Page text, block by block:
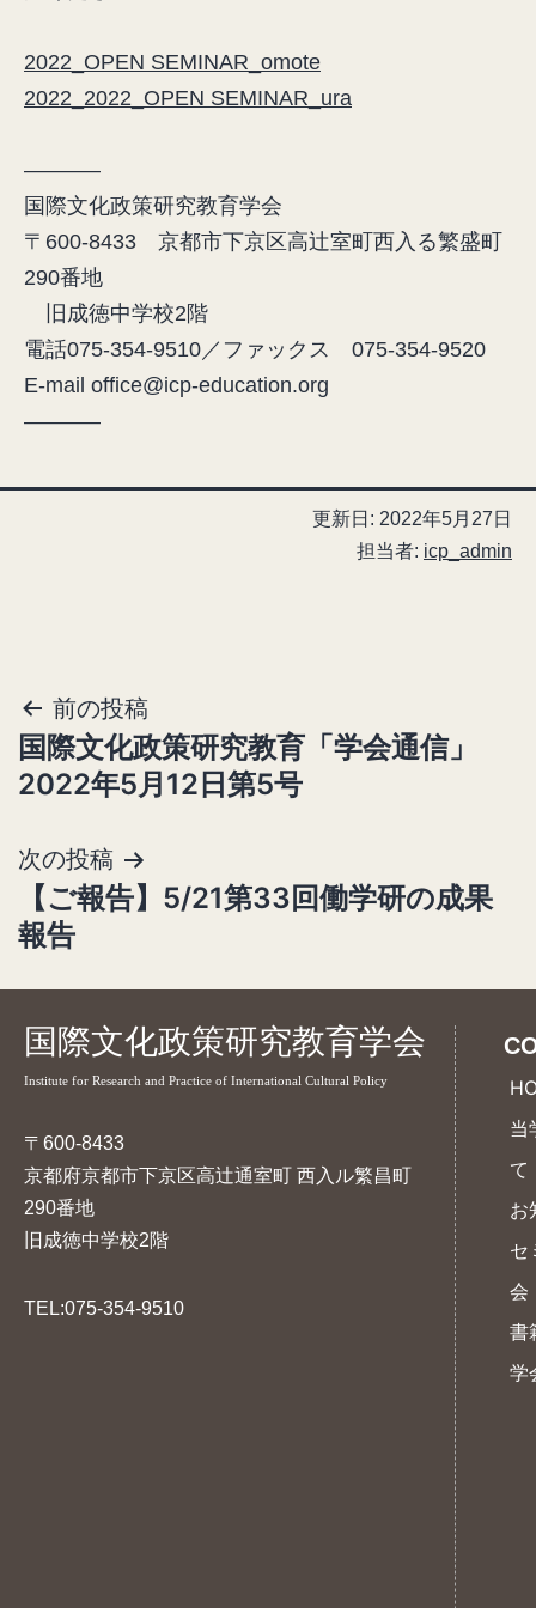
2022_OPEN SEMINAR_omote
2022_2022_OPEN SEMINAR_ura
———–
国際文化政策研究教育学会
〒600-8433 京都市下京区高辻室町西入る繁盛町
290番地
旧成徳中学校2階
電話075-354-9510／ファックス 075-354-9520
E-mail office@icp-education.org
———–
更新日: 2022年5月27日
担当者: icp_admin
投
稿
ナ
ビ
ゲ
ー
ョ
ン
前の投稿
国際文化政策研究教育「学会通信」
2022年5月12日第5号
次の投稿
【ご報告】5/21第33回働学研の成果
報告
国際文化政策研究教育学会
Institute for Research and Practice of International Cultural Policy
〒600-8433
京都府京都市下京区高辻通室町 西入ル繁昌町
290番地
旧成徳中学校2階
TEL:075-354-9510
当
て
お
セ
会
書
学